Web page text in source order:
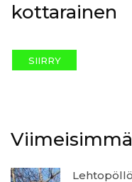
kottarainen
SIIRRY